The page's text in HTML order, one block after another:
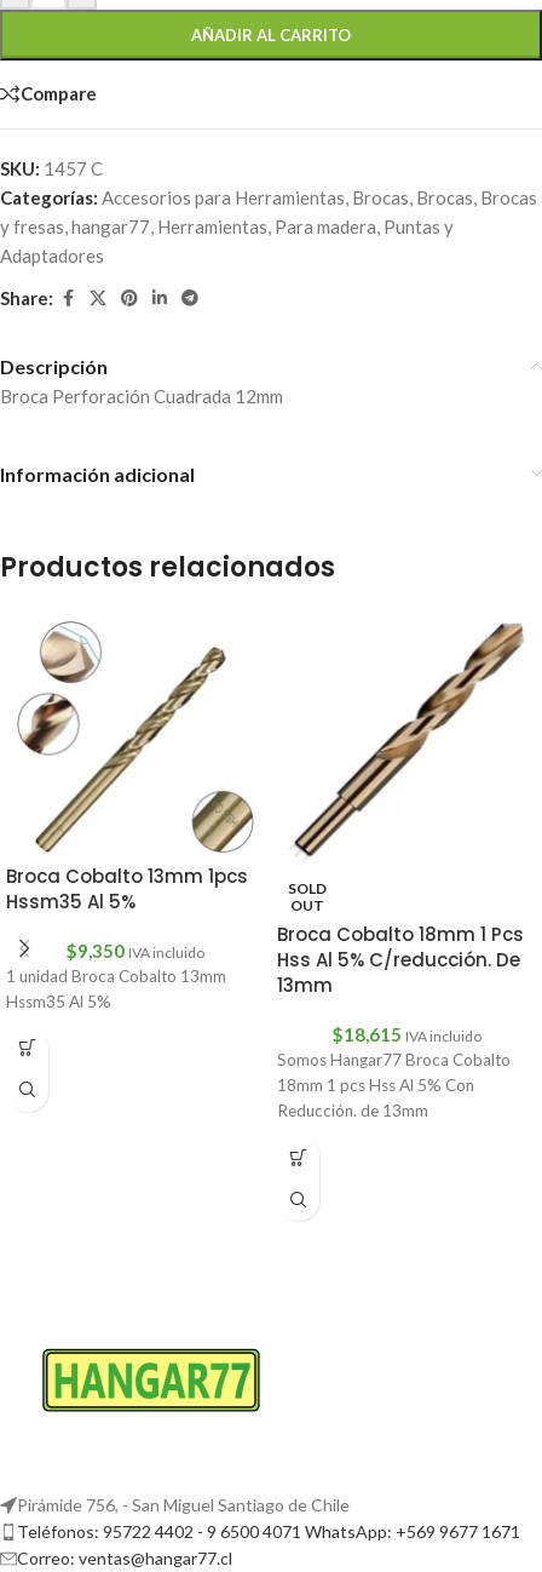
AÑADIR AL CARRITO
Compare
SKU: 1457 C
Categorías: Accesorios para Herramientas, Brocas, Brocas, Brocas
y fresas,hangar77, Herramientas, Para madera, Puntas y
Adaptadores
Share:
Descripción
Broca Perforación Cuadrada 12mm
Información adicional
Productos relacionados
Broca Cobalto 13mm 1pcs
Hssm35 Al 5%
$9,350 IVA incluido
1 unidad Broca Cobalto 13mm
Hssm35 Al 5%
SOLD
OUT
Broca Cobalto 18mm 1 Pcs
Hss Al 5% C/reducción. De
13mm
$18,615 IVA incluido
Somos Hangar77 Broca Cobalto
18mm 1 pcs Hss Al 5% Con
Reducción. de 13mm
Pirámide 756, - San Miguel Santiago de Chile
Teléfonos: 95722 4402 - 9 6500 4071 WhatsApp: +569 9677 1671
Correo: ventas@hangar77.cl